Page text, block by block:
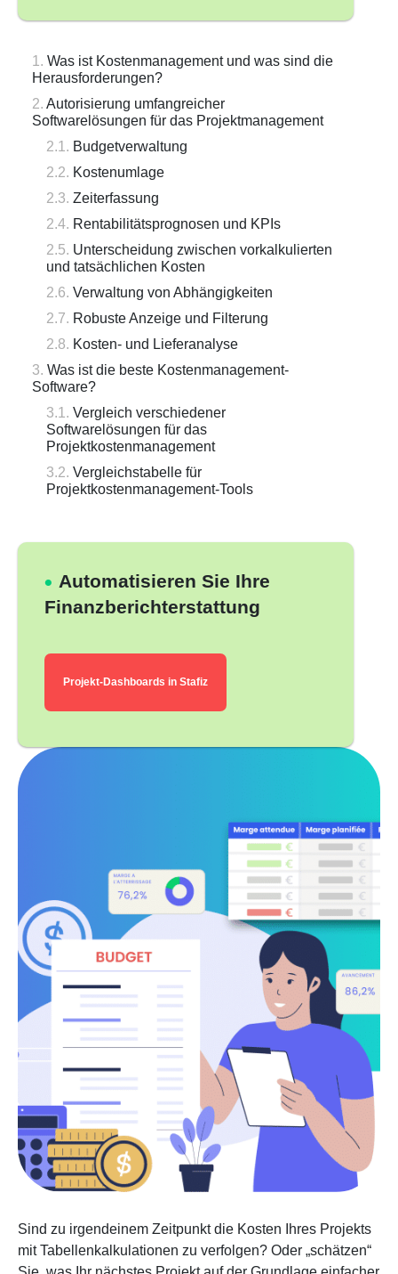
Was ist Kostenmanagement und was sind die
Herausforderungen?
Autorisierung umfangreicher
Softwarelösungen für das Projektmanagement
Budgetverwaltung
Kostenumlage
Zeiterfassung
Rentabilitätsprognosen und KPIs
Unterscheidung zwischen vorkalkulierten
und tatsächlichen Kosten
Verwaltung von Abhängigkeiten
Robuste Anzeige und Filterung
Kosten- und Lieferanalyse
Was ist die beste Kostenmanagement-
Software?
Vergleich verschiedener
Softwarelösungen für das
Projektkostenmanagement
Vergleichstabelle für
Projektkostenmanagement-Tools
Automatisieren Sie Ihre
Finanzberichterstattung
Projekt-Dashboards in Stafiz
Sind zu irgendeinem Zeitpunkt die Kosten Ihres Projekts
mit Tabellenkalkulationen zu verfolgen? Oder „schätzen“